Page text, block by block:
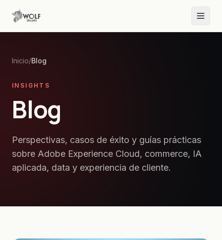
Inicio/Blog
INSIGHTS
Blog
Perspectivas, casos de éxito y guías prácticas
sobre Adobe Experience Cloud, commerce, IA
aplicada, data y experiencia de cliente.